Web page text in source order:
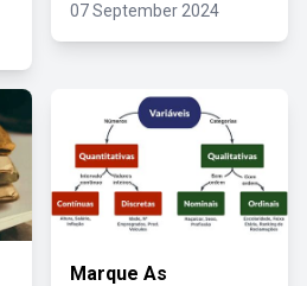
07 September 2024
Marque As